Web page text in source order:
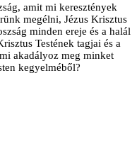
amit mi keresztények
megélni, Jézus Krisztus
minden ereje és a halál
Testének tagjai és a
akadályoz meg minket
kegyelméből?